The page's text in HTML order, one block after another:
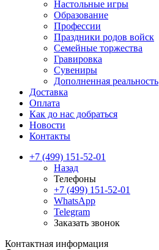
Настольные игры
Образование
Профессии
Праздники родов войск
Семейные торжества
Гравировка
Сувениры
Дополненная реальность
Доставка
Оплата
Как до нас добраться
Новости
Контакты
+7 (499) 151-52-01
Назад
Телефоны
+7 (499) 151-52-01
WhatsApp
Telegram
Заказать звонок
Контактная информация